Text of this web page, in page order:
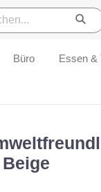
Büro Essen &